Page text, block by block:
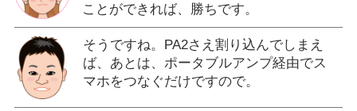
ことができれば、勝ちです。
そうですね。PA2さえ割り込んでしまえ
ば、あとは、ポータブルアンプ経由でス
マホをつなぐだけですので。